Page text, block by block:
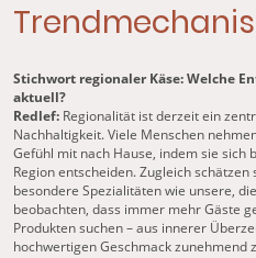
Stichwort regionaler Käse: Welche
aktuell?
Redlef: Regionalität ist derzeit ein
Nachhaltigkeit. Viele Menschen
Gefühl mit nach Hause, indem sie sich
Region entscheiden. Zugleich
besondere Spezialitäten wie unsere,
beobachten, dass immer mehr Gäste
Produkten suchen – aus innerer
hochwertigen Geschmack zunehmend